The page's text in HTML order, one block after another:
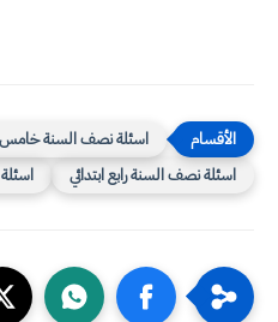
اسئلة نصف السنة خامس
اسئلة نصف السنة رابع ابتدائي